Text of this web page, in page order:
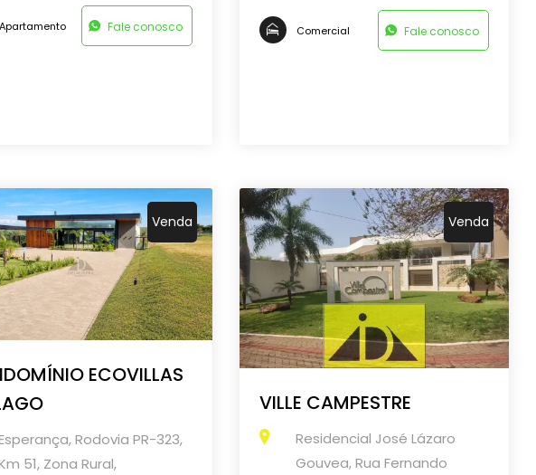
Apartamento Fale conosco Comercial Fale conosco
Venda
ECOVILLAS
Rodovia PR-323,
51, Zona Rural,
Venda
VILLE CAMPESTRE
Residencial José Lázaro
Gouvea, Rua Fernando